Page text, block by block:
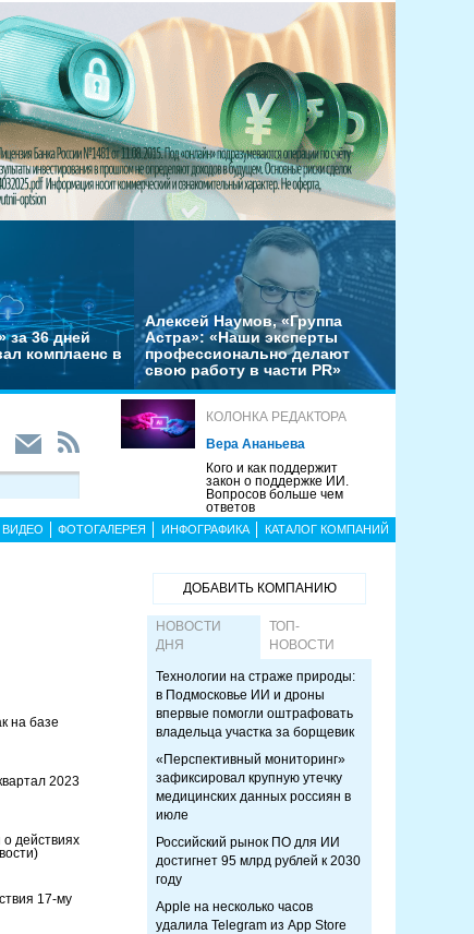
за 36 дней
комплаенс в
Алексей Наумов, «Группа
Астра»: «Наши эксперты
профессионально делают
свою работу в части PR»
КОЛОНКА РЕДАКТОРА
Вера Ананьева
Кого и как поддержит
закон о поддержке ИИ.
Вопросов больше чем
ответов
ВИДЕО ФОТОГАЛЕРЕЯ ИНФОГРАФИКА КАТАЛОГ КОМПАНИЙ
на базе
2023
действиях
17-му
ДОБАВИТЬ КОМПАНИЮ
НОВОСТИ
ДНЯ
ТОП-
НОВОСТИ
Технологии на страже природы:
в Подмосковье ИИ и дроны
впервые помогли оштрафовать
владельца участка за борщевик
«Перспективный мониторинг»
зафиксировал крупную утечку
медицинских данных россиян в
июле
Российский рынок ПО для ИИ
достигнет 95 млрд рублей к 2030
году
Apple на несколько часов
удалила Telegram из App Store